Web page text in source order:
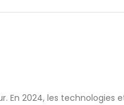
2024, les